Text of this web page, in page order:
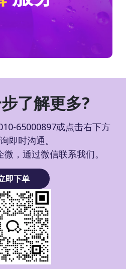
了解更多?
65000897或点击右下方
即时沟通。
，通过微信联系我们。
即下单